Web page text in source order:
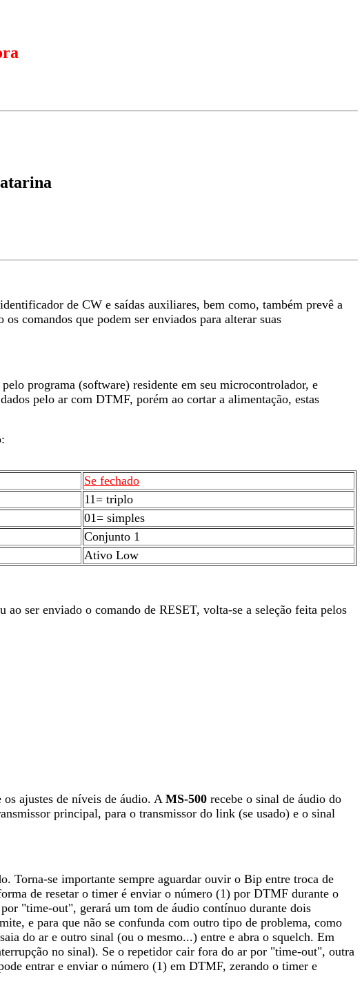
de CW e saídas auxiliares, bem como, também prevê a
comandos que podem ser enviados para alterar suas
programa (software) residente em seu microcontrolador, e
pelo ar com DTMF, porém ao cortar a alimentação, estas
Se fechado
11= triplo
01= simples
Conjunto 1
Ativo Low
ser enviado o comando de RESET, volta-se a seleção feita pelos
ajustes de níveis de áudio. A MS-500 recebe o sinal de áudio do
principal, para o transmissor do link (se usado) e o sinal
Torna-se importante sempre aguardar ouvir o Bip entre troca de
de resetar o timer é enviar o número (1) por DTMF durante o
"time-out", gerará um tom de áudio contínuo durante dois
e para que não se confunda com outro tipo de problema, como
do ar e outro sinal (ou o mesmo...) entre e abra o squelch. Em
no sinal). Se o repetidor cair fora do ar por "time-out", outra
entrar e enviar o número (1) em DTMF, zerando o timer e